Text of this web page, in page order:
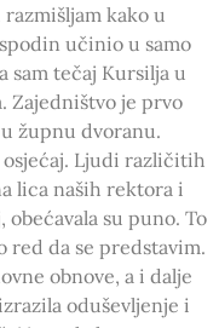
kako u
učinio u samo
sam tečaj Kursilja u
Zajedništvo je prvo
župnu dvoranu.
Ljudi različitih
lica naših rektora i
su puno. To
red da se predstavim.
obnove, a i dalje
oduševljenje i